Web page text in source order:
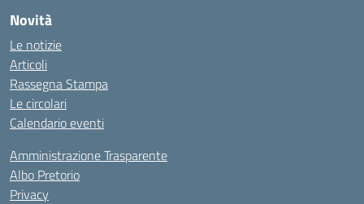
Novità
Le notizie
Articoli
Rassegna Stampa
Le circolari
Calendario eventi
Amministrazione Trasparente
Albo Pretorio
Privacy